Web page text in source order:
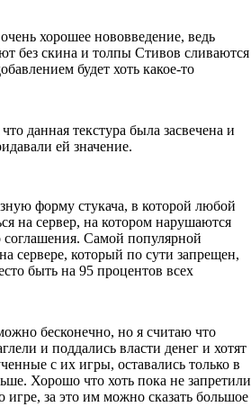
хорошее нововведение, ведь
без скина и толпы Cтивов сливаются
будет хоть какое-то
данная текстура была засвечена и
ей значение.
форму стукача, в которой любой
на сервер, на котором нарушаются
соглашения. Самой популярной
сервере, который по сути запрещен,
быть на 95 процентов всех
бесконечно, но я считаю что
и поддались власти денег и хотят
с их игры, оставались только в
Хорошо что хоть пока не запретили
игре, за это им можно сказать большое